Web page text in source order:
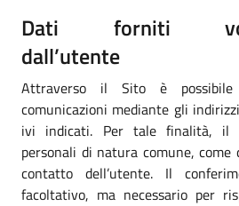
Dati forniti
dall’utente
Attraverso il Sito è
comunicazioni mediante gli
ivi indicati. Per tale finalità, il
personali di natura comune,
contatto dell’utente. Il
facoltativo, ma necessario per